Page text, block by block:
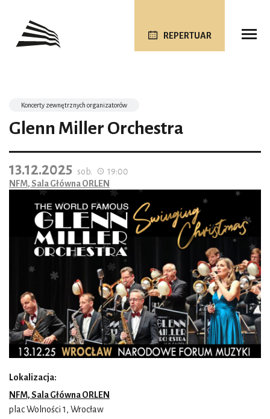
REPERTUAR
Koncerty zewnętrznych organizatorów
Glenn Miller Orchestra
13.12.2025 sob.
19:00
NFM, Sala Główna ORLEN
Lokalizacja:
NFM, Sala Główna ORLEN
plac Wolności 1, Wrocław